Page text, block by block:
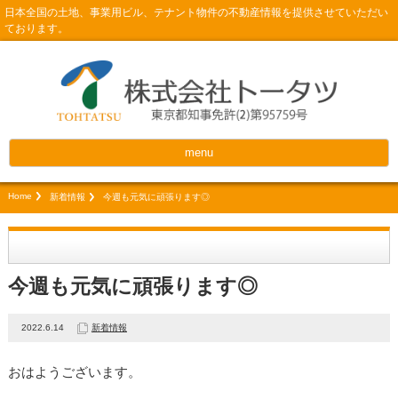
日本全国の土地、事業用ビル、テナント物件の不動産情報を提供させていただい
ております。
menu
Home 新着情報 今週も元気に頑張ります◎
今週も元気に頑張ります◎
2022.6.14 新着情報
おはようございます。